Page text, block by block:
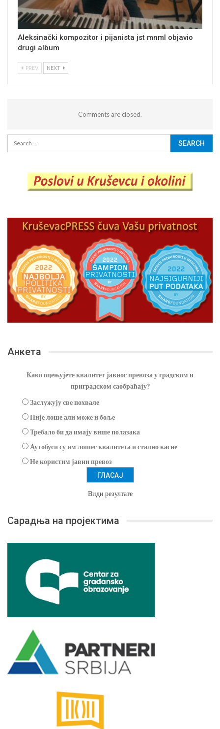
Aleksinački kompozitor i pijanista jst mnml objavio
drugi album
PREV NEXT
Comments are closed.
Анкета
Како оцењујете квалитет јавног превоза у градском и
приградском саобраћају?
Заслужују све похвале
Није лоше али може и боље
Требало би да имају више полазака
Аутобуси су им лошег квалитета и стално касне
Не користим јавни превоз
Види резултате
Сарадња на пројектима